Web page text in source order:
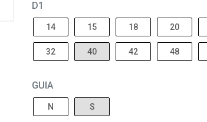
D1
14 15 18 20
32 40 42 48
GUIA
N S